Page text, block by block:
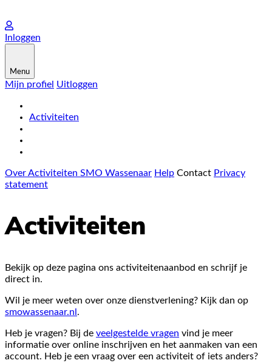
Inloggen
Menu
Mijn profiel Uitloggen
Activiteiten
Over Activiteiten SMO Wassenaar Help Contact Privacy
statement
Activiteiten
Bekijk op deze pagina ons activiteitenaanbod en schrijf je
direct in.
Wil je meer weten over onze dienstverlening? Kijk dan op
smowassenaar.nl .
Heb je vragen? Bij de veelgestelde vragen vind je meer
informatie over online inschrijven en het aanmaken van een
account. Heb je een vraag over een activiteit of iets anders?